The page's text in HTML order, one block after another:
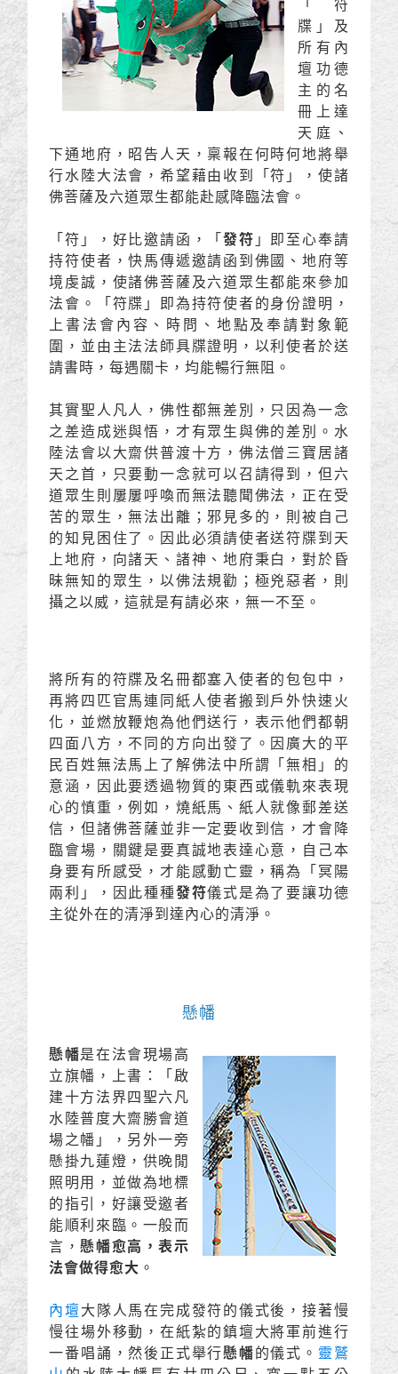
牒」及
所有內
壇功德
主的名
冊上達
天庭、
下通地府，昭告人天，稟報在何時何地將舉
行水陸大法會，希望藉由收到「符」，使諸
佛菩薩及六道眾生都能赴感降臨法會。
「符」，好比邀請函，「發符 」即至心奉請
持符使者，快馬傳遞邀請函到佛國、地府等
境虔誠，使諸佛菩薩及六道眾生都能來參加
法會。「符牒」即為持符使者的身份證明，
上書法會內容、時問、地點及奉請對象範
圍，並由主法法師具牒證明，以利使者於送
請書時，每遇關卡，均能暢行無阻。
其實聖人凡人，佛性都無差別，只因為一念
之差造成迷與悟，才有眾生與佛的差別。水
陸法會以大齋供普渡十方，佛法僧三寶居諸
天之首，只要動一念就可以召請得到，但六
道眾生則屢屢呼喚而無法聽聞佛法，正在受
苦的眾生，無法出離；邪見多的，則被自己
的知見困住了。因此必須請使者送符牒到天
上地府，向諸天、諸神、地府秉白，對於昏
昧無知的眾生，以佛法規勸；極兇惡者，則
攝之以威，這就是有請必來，無一不至。
將所有的符牒及名冊都塞入使者的包包中，
再將四匹官馬連同紙人使者搬到戶外快速火
化，並燃放鞭炮為他們送行，表示他們都朝
四面八方，不同的方向出發了。因廣大的平
民百姓無法馬上了解佛法中所謂「無相」的
意涵，因此要透過物質的東西或儀軌來表現
心的慎重，例如，燒紙馬、紙人就像郵差送
信，但諸佛菩薩並非一定要收到信，才會降
臨會場，關鍵是要真誠地表達心意，自己本
身要有所感受，才能感動亡靈，稱為「冥陽
兩利」，因此種種發符儀式是為了要讓功德
主從外在的清淨到達內心的清淨。
懸幡
懸幡是在法會現場高
立旗幡，上書：「啟
建十方法界四聖六凡
水陸普度大齋勝會道
場之幡」，另外一旁
懸掛九蓮燈，供晚閒
照明用，並做為地標
的指引，好讓受邀者
能順利來臨。一般而
言，懸幡愈高，表示
法會做得愈大 。
內壇大隊人馬在完成發符的儀式後，接著慢
慢往場外移動，在紙紮的鎮壇大將軍前進行
一番唱誦，然後正式舉行懸幡的儀式。 靈鷲